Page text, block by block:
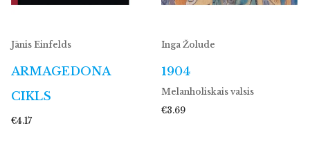
Jānis Einfelds
ARMAGEDONA
CIKLS
€4.17
Inga Žolude
1904
Melanholiskais valsis
€3.69